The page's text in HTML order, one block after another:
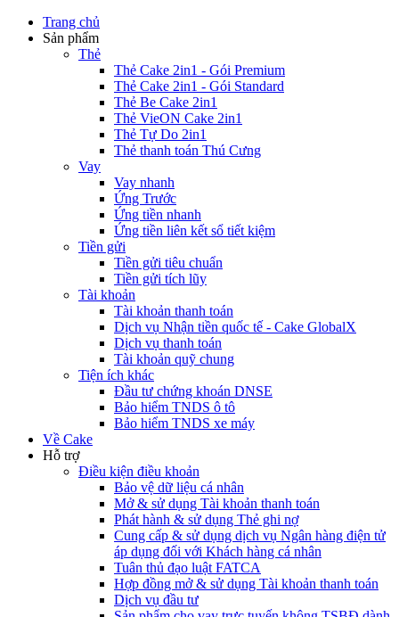
Trang chủ
Sản phẩm
Thẻ
Thẻ Cake 2in1 - Gói Premium
Thẻ Cake 2in1 - Gói Standard
Thẻ Be Cake 2in1
Thẻ VieON Cake 2in1
Thẻ Tự Do 2in1
Thẻ thanh toán Thú Cưng
Vay
Vay nhanh
Ứng Trước
Ứng tiền nhanh
Ứng tiền liên kết sổ tiết kiệm
Tiền gửi
Tiền gửi tiêu chuẩn
Tiền gửi tích lũy
Tài khoản
Tài khoản thanh toán
Dịch vụ Nhận tiền quốc tế - Cake GlobalX
Dịch vụ thanh toán
Tài khoản quỹ chung
Tiện ích khác
Đầu tư chứng khoán DNSE
Bảo hiểm TNDS ô tô
Bảo hiểm TNDS xe máy
Về Cake
Hỗ trợ
Điều kiện điều khoản
Bảo vệ dữ liệu cá nhân
Mở & sử dụng Tài khoản thanh toán
Phát hành & sử dụng Thẻ ghi nợ
Cung cấp & sử dụng dịch vụ Ngân hàng điện tử
áp dụng đối với Khách hàng cá nhân
Tuân thủ đạo luật FATCA
Hợp đồng mở & sử dụng Tài khoản thanh toán
Dịch vụ đầu tư